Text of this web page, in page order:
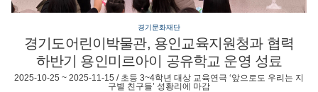
경기문화재단
경기도어린이박물관, 용인교육지원청과 협력
하반기 용인미르아이 공유학교 운영 성료
2025-10-25 ~ 2025-11-15 / 초등 3~4학년 대상 교육연극 ‘앞으로도 우리는 지
구별 친구들’ 성황리에 마감